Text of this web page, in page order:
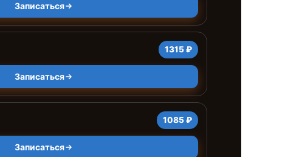
Записаться
1315 ₽
Записаться
1085 ₽
Записаться